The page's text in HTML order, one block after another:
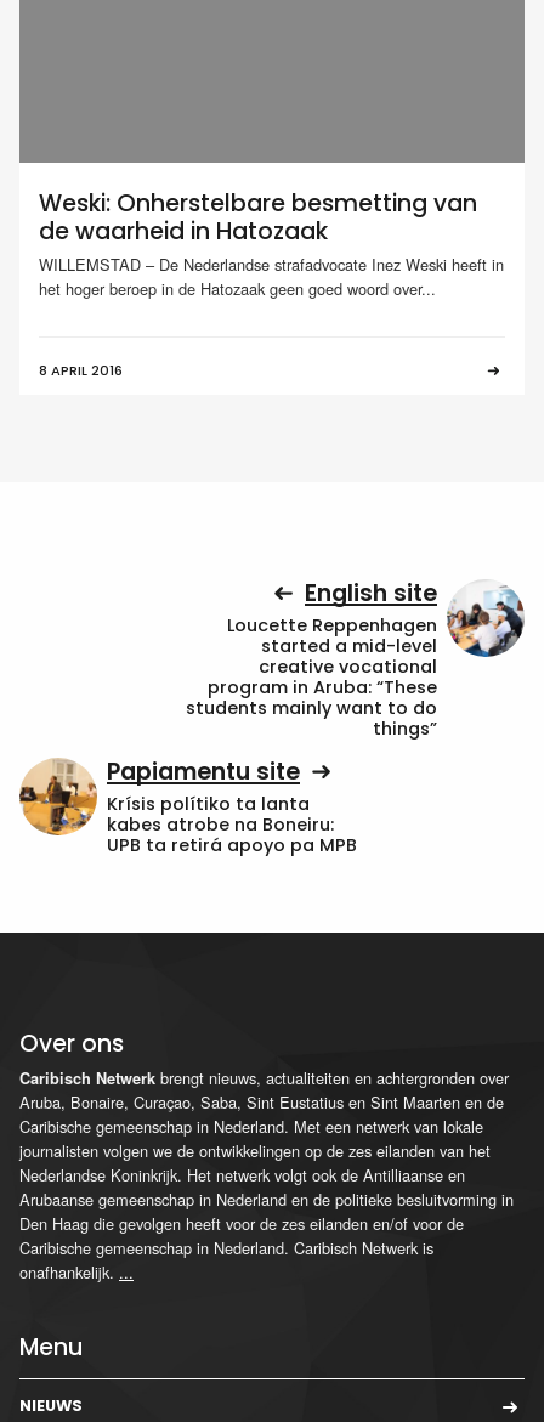
Weski: Onherstelbare besmetting van
de waarheid in Hatozaak
WILLEMSTAD – De Nederlandse strafadvocate Inez Weski heeft in
het hoger beroep in de Hatozaak geen goed woord over...
8 APRIL 2016
English site
Loucette Reppenhagen
started a mid-level
creative vocational
program in Aruba: “These
students mainly want to do
things”
Papiamentu site
Krísis polítiko ta lanta
kabes atrobe na Boneiru:
UPB ta retirá apoyo pa MPB
Over ons
Caribisch Netwerk brengt nieuws, actualiteiten en achtergronden over
Aruba, Bonaire, Curaçao, Saba, Sint Eustatius en Sint Maarten en de
Caribische gemeenschap in Nederland. Met een netwerk van lokale
journalisten volgen we de ontwikkelingen op de zes eilanden van het
Nederlandse Koninkrijk. Het netwerk volgt ook de Antilliaanse en
Arubaanse gemeenschap in Nederland en de politieke besluitvorming in
Den Haag die gevolgen heeft voor de zes eilanden en/of voor de
Caribische gemeenschap in Nederland. Caribisch Netwerk is
onafhankelijk. ...
Menu
NIEUWS